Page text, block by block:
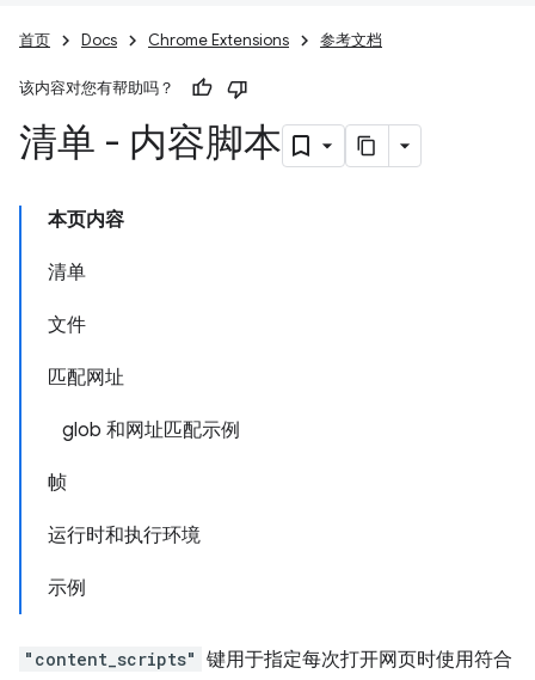
首页 Docs Chrome Extensions 参考文档
该内容对您有帮助吗？
清单 - 内容脚本
本页内容
清单
文件
匹配网址
glob 和网址匹配示例
帧
运行时和执行环境
示例
"content_scripts" 键用于指定每次打开网页时使用符合